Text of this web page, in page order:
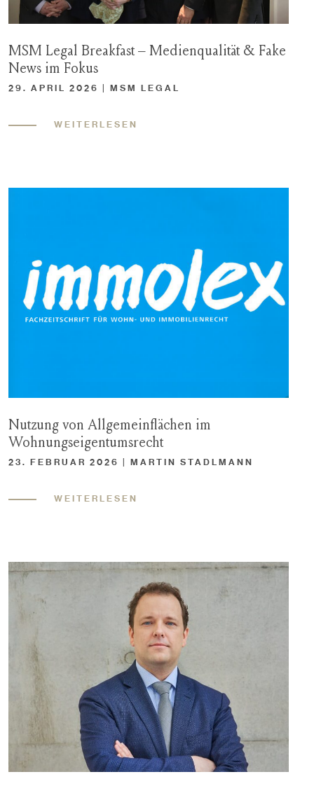
MSM Legal Breakfast – Medienqualität & Fake
News im Fokus
29. APRIL 2026 | MSM LEGAL
WEITERLESEN
Nutzung von Allgemeinflächen im
Wohnungseigentumsrecht
23. FEBRUAR 2026 | MARTIN STADLMANN
WEITERLESEN